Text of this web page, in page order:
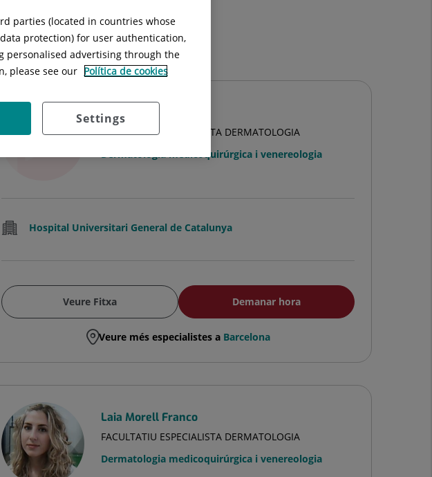
Diana Dahmoush
FACULTATIU ESPECIALISTA DERMATOLOGIA
Dermatologia medicoquirúrgica i venereologia
Hospital Universitari General de Catalunya
Veure Fitxa Demanar hora
Veure més especialistes a Barcelona
Laia Morell Franco
FACULTATIU ESPECIALISTA DERMATOLOGIA
Dermatologia medicoquirúrgica i venereologia
parties (located in countries whose
protection) for user authentication,
personalised advertising through the
please see our Política de cookies
Settings